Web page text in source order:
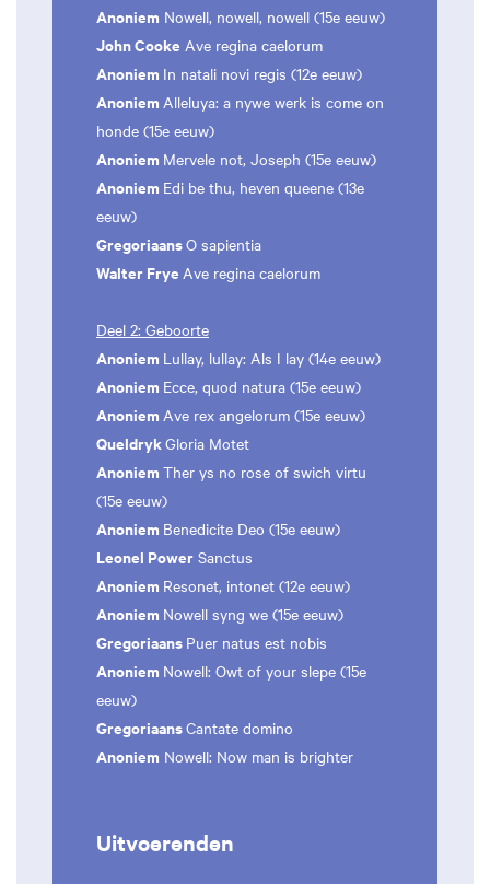
Anoniem Nowell, nowell, nowell (15e eeuw)
John Cooke Ave regina caelorum
Anoniem In natali novi regis (12e eeuw)
Anoniem Alleluya: a nywe werk is come on
honde (15e eeuw)
Anoniem Mervele not, Joseph (15e eeuw)
Anoniem Edi be thu, heven queene (13e
eeuw)
GregoriaansO sapientia
Walter Frye Ave regina caelorum
Deel 2: Geboorte
Anoniem Lullay, lullay: Als I lay (14e eeuw)
Anoniem Ecce, quod natura (15e eeuw)
Anoniem Ave rex angelorum (15e eeuw)
QueldrykGloria Motet
Anoniem Ther ys no rose of swich virtu
(15e eeuw)
Anoniem Benedicite Deo (15e eeuw)
Leonel Power Sanctus
Anoniem Resonet, intonet (12e eeuw)
Anoniem Nowell syng we (15e eeuw)
Gregoriaans Puer natus est nobis
Anoniem Nowell: Owt of your slepe (15e
eeuw)
GregoriaansCantate domino
Anoniem Nowell: Now man is brighter
Uitvoerenden